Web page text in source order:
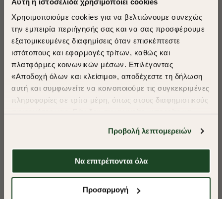
Χρησιμοποιούμε cookies για να βελτιώνουμε συνεχώς
την εμπειρία περιήγησής σας και να σας προσφέρουμε
εξατομικευμένες διαφημίσεις όταν επισκέπτεστε
ιστότοπους και εφαρμογές τρίτων, καθώς και
πλατφόρμες κοινωνικών μέσων. Επιλέγοντας
«Αποδοχή όλων και κλείσιμο», αποδέχεστε τη δήλωση
αυτή και συμφωνείτε να κοινοποιούμε τις συγκεκριμένες
πληροφορίες σε τρίτα μέρη, όπως στους διαφημιστικούς
απαιτούμενα cookies» και θα περιοριστούμε
στα cookies και τις τεχνολογίες που είναι απολύτως
απαραίτητα για την ασφαλή απόδοση και
λειτουργικότητα της ιστοσελίδας μας. Ωστόσο, λάβετε
θα μπορούμε να συλλέξουμε πληροφορίες που θα
Προβολή λεπτομερειών
Να επιτρέπονται όλα
Προσαρμογή
​
A Season of Style
SUMMER SALE
Shop Now